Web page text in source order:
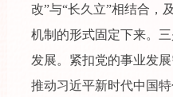
改”与“长久立”相结合，
机制的形式固定下来。
发展。紧扣党的事业发
推动习近平新时代中国